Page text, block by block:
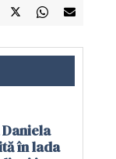
în lada